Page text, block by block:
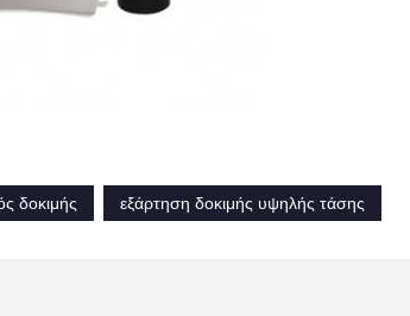
δοκιμής εξάρτηση δοκιμής υψηλής τάσης